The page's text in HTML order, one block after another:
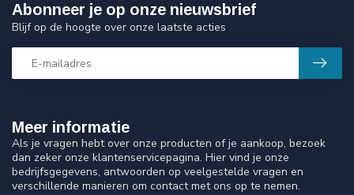
Meer informatie
Als je vragen hebt over onze producten of je aankoop, bezoek
dan zeker onze klantenservicepagina. Hier vind je onze
bedrijfsgegevens, antwoorden op veelgestelde vragen en
verschillende manieren om contact met ons op te nemen.
Abonneer je op onze nieuwsbrief
Blijf op de hoogte over onze laatste acties